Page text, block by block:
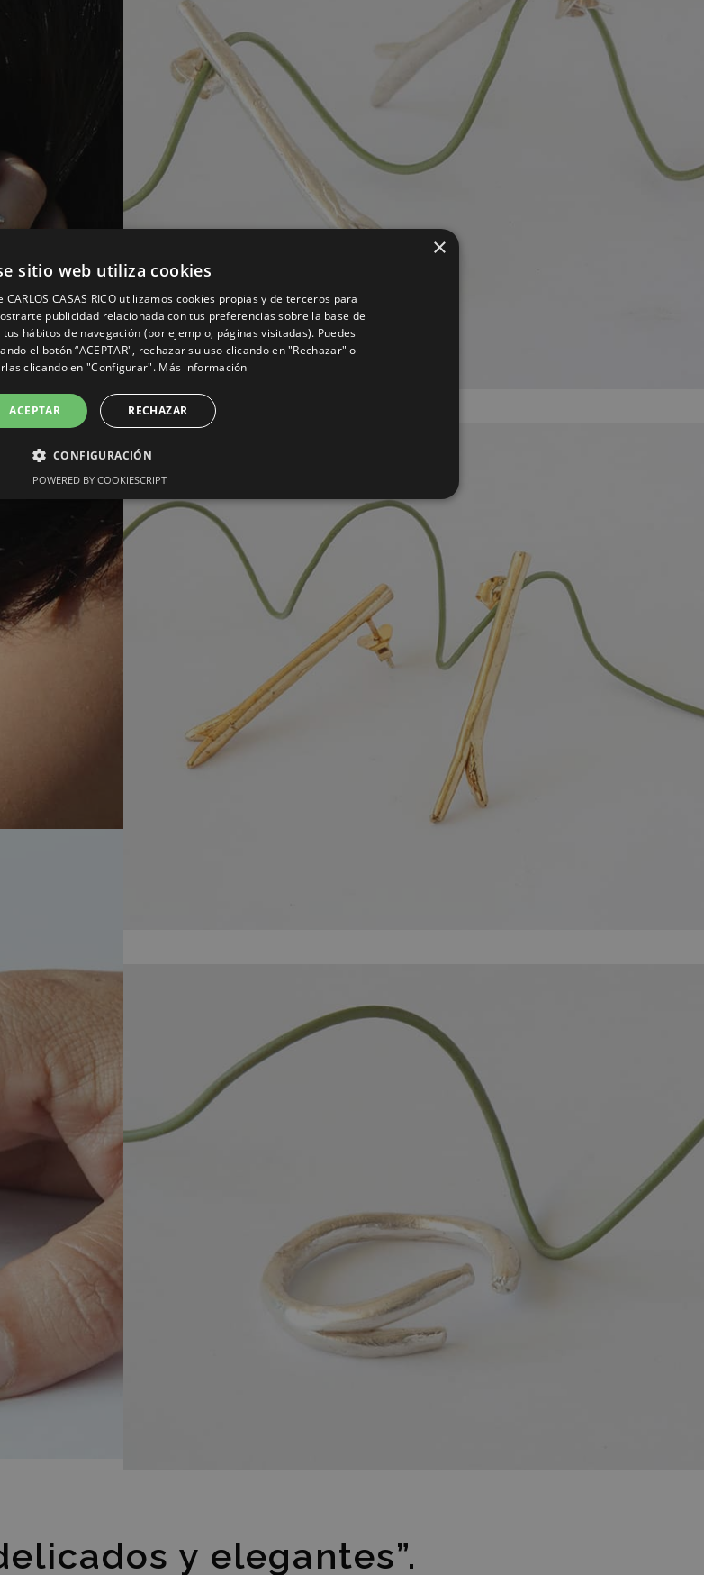
y elegantes”.
×
sitio web utiliza cookies
CASAS RICO utilizamos cookies propias y de terceros para
publicidad relacionada con tus preferencias sobre la base de
hábitos de navegación (por ejemplo, páginas visitadas). Puedes
el botón “ACEPTAR", rechazar su uso clicando en "Rechazar" o
clicando en "Configurar". Más información
ACEPTAR RECHAZAR
CONFIGURACIÓN
POWERED BY COOKIESCRIPT